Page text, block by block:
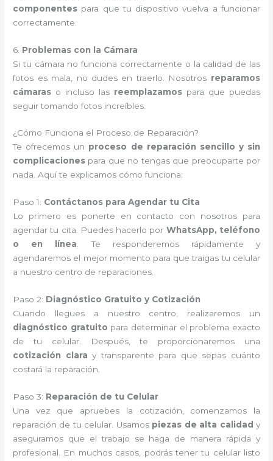
componentes para que tu dispositivo vuelva a funcionar
correctamente.
6. Problemas con la Cámara
Si tu cámara no funciona correctamente o la calidad de las
fotos es mala, no dudes en traerlo. Nosotros reparamos
cámaras o incluso las reemplazamos para que puedas
seguir tomando fotos increíbles.
¿Cómo Funciona el Proceso de Reparación?
Te ofrecemos un proceso de reparación sencillo y sin
complicaciones para que no tengas que preocuparte por
nada. Aquí te explicamos cómo funciona:
Paso 1: Contáctanos para Agendar tu Cita
Lo primero es ponerte en contacto con nosotros para
agendar tu cita. Puedes hacerlo por WhatsApp, teléfono
o en línea. Te responderemos rápidamente y
agendaremos el mejor momento para que traigas tu celular
a nuestro centro de reparaciones.
Paso 2: Diagnóstico Gratuito y Cotización
Cuando llegues a nuestro centro, realizaremos un
diagnóstico gratuito para determinar el problema exacto
de tu celular. Después, te proporcionaremos una
cotización clara y transparente para que sepas cuánto
costará la reparación.
Paso 3: Reparación de tu Celular
Una vez que apruebes la cotización, comenzamos la
reparación de tu celular. Usamos piezas de alta calidad y
aseguramos que el trabajo se haga de manera rápida y
profesional. En muchos casos, podrás tener tu celular listo